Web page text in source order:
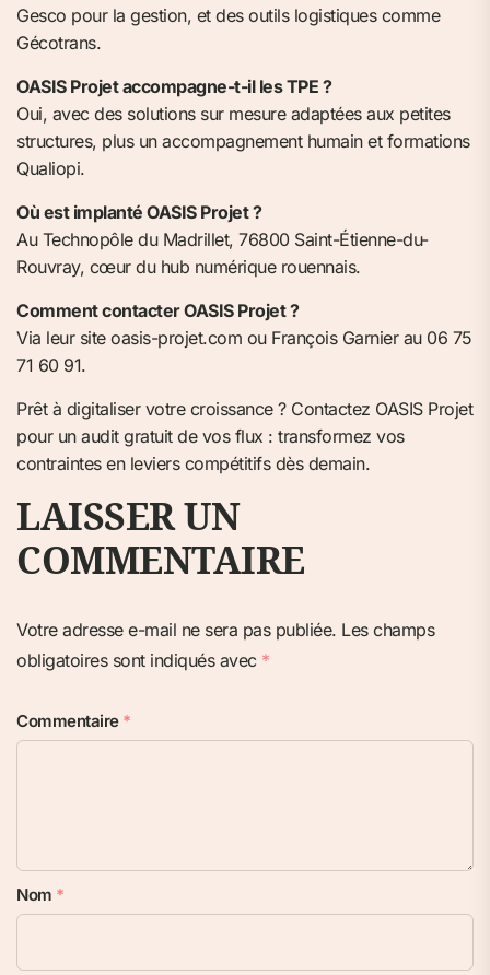
Gesco pour la gestion, et des outils logistiques comme
Gécotrans.
OASIS Projet accompagne-t-il les TPE ?
Oui, avec des solutions sur mesure adaptées aux petites
structures, plus un accompagnement humain et formations
Qualiopi.
Où est implanté OASIS Projet ?
Au Technopôle du Madrillet, 76800 Saint-Étienne-du-
Rouvray, cœur du hub numérique rouennais.
Comment contacter OASIS Projet ?
Via leur site oasis-projet.com ou François Garnier au 06 75
71 60 91.
Prêt à digitaliser votre croissance ? Contactez OASIS Projet
pour un audit gratuit de vos flux : transformez vos
contraintes en leviers compétitifs dès demain.
LAISSER UN
COMMENTAIRE
Votre adresse e-mail ne sera pas publiée. Les champs
obligatoires sont indiqués avec *
Commentaire *
Nom *